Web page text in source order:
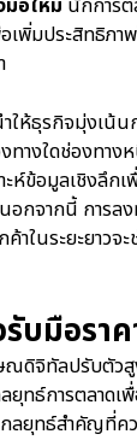
มือใหม่ นักการต
เพิ่มประสิทธิภา
ห้ธุรกิจมุ่งเน้น
ทางใดช่องทาง
ห์ข้อมูลเชิงลึก
กจากนี้ การล
าในระยะยาวจ
บมือรา
ษณดิจิทัลปรับตัว
ทธ์การตลาดเ
กลยุทธ์สำคัญที่